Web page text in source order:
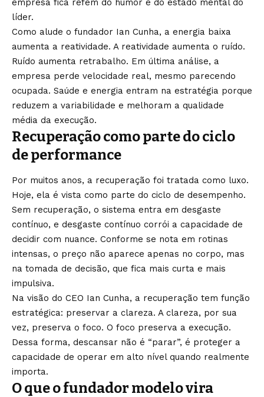
empresa fica refém do humor e do estado mental do
líder.
Como alude o fundador Ian Cunha, a energia baixa
aumenta a reatividade. A reatividade aumenta o ruído.
Ruído aumenta retrabalho. Em última análise, a
empresa perde velocidade real, mesmo parecendo
ocupada. Saúde e energia entram na estratégia porque
reduzem a variabilidade e melhoram a qualidade
média da execução.
Recuperação como parte do ciclo
de performance
Por muitos anos, a recuperação foi tratada como luxo.
Hoje, ela é vista como parte do ciclo de desempenho.
Sem recuperação, o sistema entra em desgaste
contínuo, e desgaste contínuo corrói a capacidade de
decidir com nuance. Conforme se nota em rotinas
intensas, o preço não aparece apenas no corpo, mas
na tomada de decisão, que fica mais curta e mais
impulsiva.
Na visão do CEO Ian Cunha, a recuperação tem função
estratégica: preservar a clareza. A clareza, por sua
vez, preserva o foco. O foco preserva a execução.
Dessa forma, descansar não é “parar”, é proteger a
capacidade de operar em alto nível quando realmente
importa.
O que o fundador modelo vira